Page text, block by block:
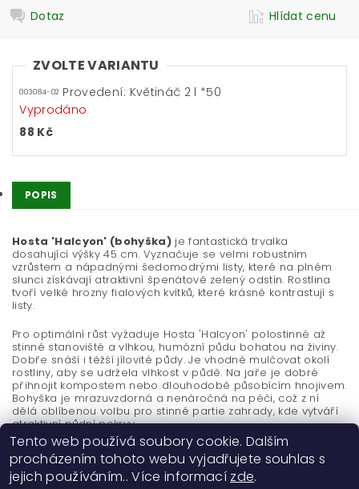
Dotaz
Hlídat cenu
ZVOLTE VARIANTU
003084-02 Provedení: Květináč 2 l *50
Vyprodáno
88 Kč
POPIS
Hosta 'Halcyon' (bohyška) je fantastická trvalka
dosahující výšky 45 cm. Vyznačuje se velmi robustním
vzrůstem a nápadnými šedomodrými listy, které na plném
slunci získávají atraktivní špenátově zelený odstín. Rostlina
tvoří velké hrozny fialových kvítků, které krásně kontrastují s
listy.
Pro optimální růst vyžaduje Hosta 'Halcyon' polostinné až
stinné stanoviště a vlhkou, humózní půdu bohatou na živiny.
Dobře snáší i těžší jílovité půdy. Je vhodné mulčovat okolí
rostliny, aby se udržela vlhkost v půdě. Na jaře je dobré
přihnojit kompostem nebo dlouhodobě působícím hnojivem.
Bohyška je mrazuvzdorná a nenáročná na péči, což z ní
dělá oblíbenou volbu pro stinné partie zahrady, kde vytváří
atraktivní půdní pokryv.
Tento web používá soubory cookie. Dalším
procházením tohoto webu vyjadřujete souhlas s
jejich používáním.. Více informací zde.